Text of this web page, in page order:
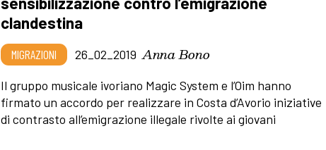
clandestina
MIGRAZIONI 26_02_2019 Anna Bono
Il gruppo musicale ivoriano Magic System e l’Oim hanno
firmato un accordo per realizzare in Costa d’Avorio iniziative
di contrasto all’emigrazione illegale rivolte ai giovani